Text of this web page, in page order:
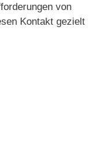
von
Kontakt gezielt